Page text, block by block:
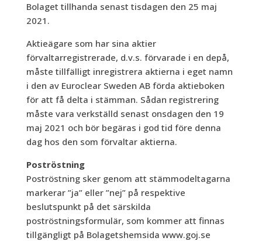
Bolaget tillhanda senast tisdagen den 25 maj
2021.
Aktieägare som har sina aktier
förvaltarregistrerade, d.v.s. förvarade i en depå,
måste tillfälligt inregistrera aktierna i eget namn
i den av Euroclear Sweden AB förda aktieboken
för att få delta i stämman. Sådan registrering
måste vara verkställd senast onsdagen den 19
maj 2021 och bör begäras i god tid före denna
dag hos den som förvaltar aktierna.
Poströstning
Poströstning sker genom att stämmodeltagarna
markerar ”ja” eller ”nej” på respektive
beslutspunkt på det särskilda
poströstningsformulär, som kommer att finnas
tillgängligt på Bolagetshemsida www.goj.se